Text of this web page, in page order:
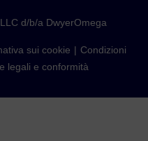
d/b/a DwyerOmega
sui cookie
Condizioni
legali e conformità